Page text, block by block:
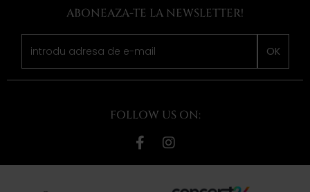
ABONEAZA-TE LA NEWSLETTER!
OK
FOLLOW US ON: